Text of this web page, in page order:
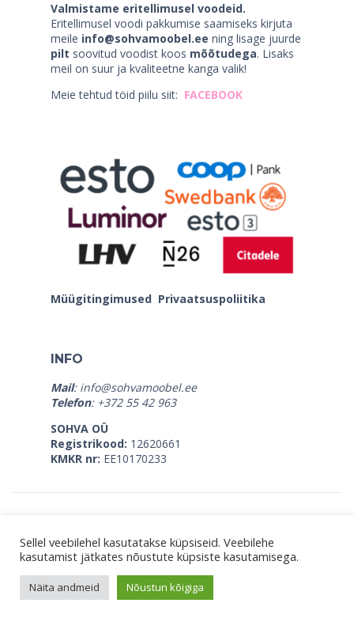
Valmistame eritellimusel voodeid.
Eritellimusel voodi pakkumise saamiseks kirjuta
meile info@sohvamoobel.ee ning lisage juurde
pilt soovitud voodist koos mõõtudega. Lisaks
meil on suur ja kvaliteetne kanga valik!
Meie tehtud töid piilu siit: FACEBOOK
Müügitingimused Privaatsuspoliitika
INFO
Mail: info@sohvamoobel.ee
Telefon: +372 55 42 963
SOHVA OÜ
Registrikood: 12620661
KMKR nr: EE10170233
© Copyright 2026, Sohva OÜ |SLEEPWELL|STROMA
MATERASSO
Sellel veebilehel kasutatakse küpsiseid. Veebilehe
kasutamist jätkates nõustute küpsiste kasutamisega.
Näita andmeid Nõustun kõigiga